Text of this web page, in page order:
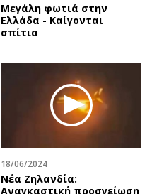
Μεγάλη φωτιά στην
Ελλάδα - Καίγονται
σπίτια
18/06/2024
Νέα Ζηλανδία:
Αναγκαστική προσγείωση